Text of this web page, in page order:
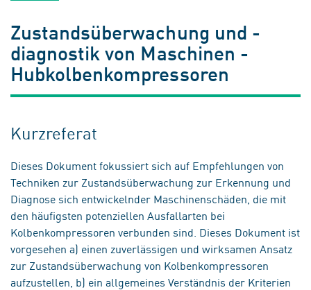
Zustandsüberwachung und -
diagnostik von Maschinen -
Hubkolbenkompressoren
Kurzreferat
Dieses Dokument fokussiert sich auf Empfehlungen von
Techniken zur Zustandsüberwachung zur Erkennung und
Diagnose sich entwickelnder Maschinenschäden, die mit
den häufigsten potenziellen Ausfallarten bei
Kolbenkompressoren verbunden sind. Dieses Dokument ist
vorgesehen a) einen zuverlässigen und wirksamen Ansatz
zur Zustandsüberwachung von Kolbenkompressoren
aufzustellen, b) ein allgemeines Verständnis der Kriterien